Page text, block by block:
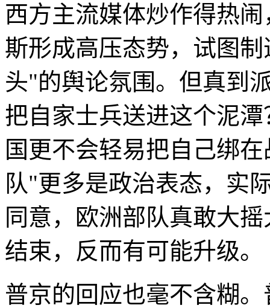
西方主流媒体炒作得热
斯形成高压态势，试图
头"的舆论氛围。但真到
把自家士兵送进这个泥
国更不会轻易把自己绑
队"更多是政治表态，实
同意，欧洲部队真敢大
结束，反而有可能升级。
普京的回应也毫不含糊